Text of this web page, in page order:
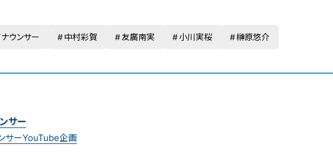
ウンサー 中村彩賀 友廣南実 小川実桜 榊原悠介
サー
サーYouTube企画